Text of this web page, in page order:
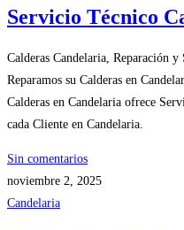
Servicio Técnico
Calderas Candelaria, Reparación
Reparamos su Calderas en
Calderas en Candelaria ofrece
cada Cliente en Candelaria.
Sin comentarios
noviembre 2, 2025
Candelaria